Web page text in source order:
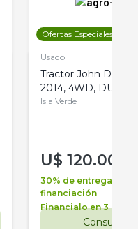
Ofertas Especiales
Usado
Tractor John Deere
2014, 4WD, DUAL
Isla Verde
U$ 120.000
30% de entrega +
financiación
Financialo en 3 años
Consultar